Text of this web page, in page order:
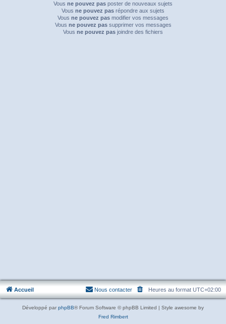
Vous ne pouvez pas poster de nouveaux sujets
Vous ne pouvez pas répondre aux sujets
Vous ne pouvez pas modifier vos messages
Vous ne pouvez passupprimer vos messages
Vous ne pouvez pas joindre des fichiers
Accueil Heures au format UTC+02:00
Nous contacter
Développé par phpBB® Forum Software © phpBB Limited | Style awesome by
Fred Rimbert